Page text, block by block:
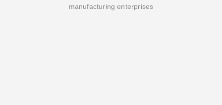
manufacturing enterprises